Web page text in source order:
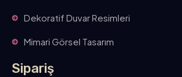
Dekoratif Duvar Resimleri
Mimari Görsel Tasarım
Sipariş